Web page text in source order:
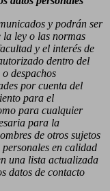
y podrán ser
la ley o las normas
y el interés de
dentro del
despachos
por cuenta del
para el
para cualquier
para la
de otros sujetos
en calidad
una lista actualizada
datos de contacto